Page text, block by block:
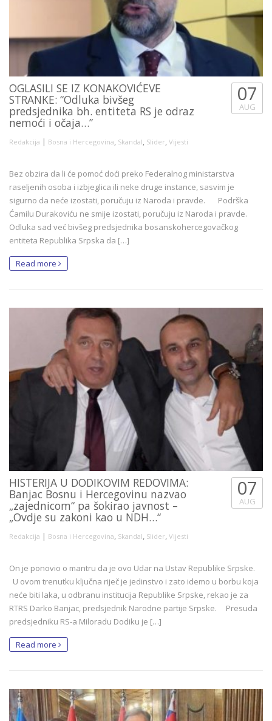
OGLASILI SE IZ KONAKOVIĆEVE
STRANKE: “Odluka bivšeg
predsjednika bh. entiteta RS je odraz
nemoći i očaja…”
Redakcija | Bosna i Hercegovina, Skandal, Slider, Vijesti
07
AUG
Bez obzira da li će pomoć doći preko Federalnog ministarstva
raseljenih osoba i izbjeglica ili neke druge instance, sasvim je
sigurno da neće izostati, poručuju iz Naroda i pravde. Podrška
Ćamilu Durakoviću ne smije izostati, poručuju iz Naroda i pravde.
Odluka sad već bivšeg predsjednika bosanskohercegovačkog
entiteta Republika Srpska da […]
Read more
HISTERIJA U DODIKOVIM REDOVIMA:
Banjac Bosnu i Hercegovinu nazvao
„zajednicom“ pa šokirao javnost –
„Ovdje su zakoni kao u NDH…“
Redakcija | Bosna i Hercegovina, Skandal, Slider, Vijesti
07
AUG
On je ponovio o mantru da je ovo Udar na Ustav Republike Srpske.
U ovom trenutku ključna riječ je jedinstvo i zato idemo u borbu koja
neće biti laka, u odbranu institucija Republike Srpske, rekao je za
RTRS Darko Banjac, predsjednik Narodne partije Srpske. Presuda
predsjedniku RS-a Miloradu Dodiku je […]
Read more